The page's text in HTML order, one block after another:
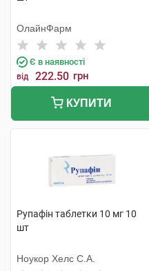
ОлайнФарм
Є в наявності
від 222.50 грн
КУПИТИ
Рупафін таблетки 10 мг 10
шт
Ноукор Хелс С.А.